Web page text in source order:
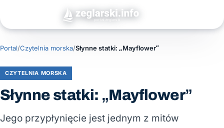
Portal/Czytelnia morska/Słynne statki: „Mayflower”
CZYTELNIA MORSKA
Słynne statki: „Mayflower”
Jego przypłynięcie jest jednym z mitów